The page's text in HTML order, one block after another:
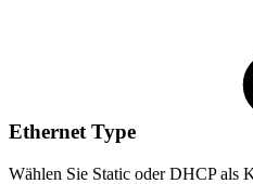
Ethernet Type
Wählen Sie Static oder DHCP als